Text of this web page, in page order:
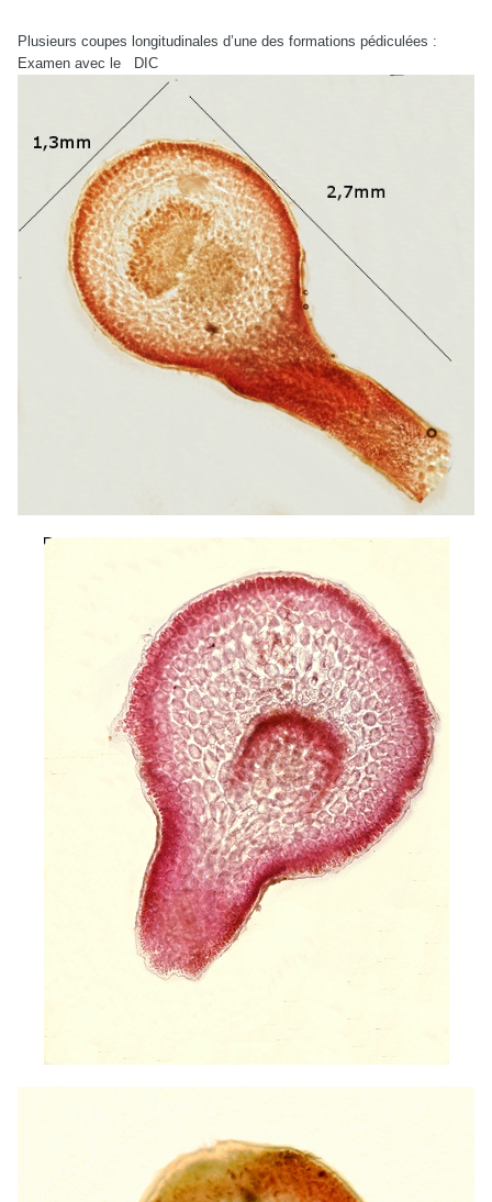
Plusieurs coupes longitudinales d’une des formations pédiculées :
Examen avec le DIC